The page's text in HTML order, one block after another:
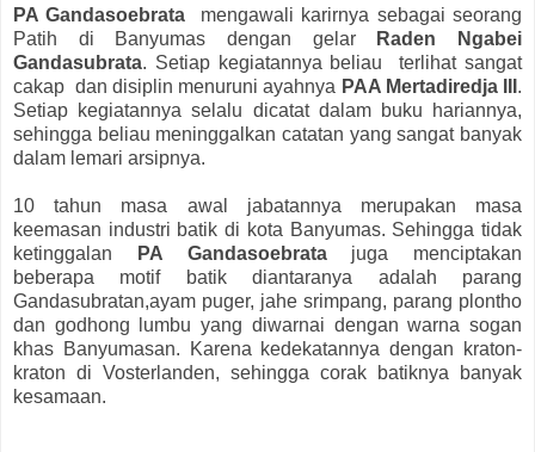
PA Gandasoebrata
mengawali karirnya sebagai seorang
Patih di Banyumas dengan gelar
Raden Ngabei
Gandasubrata. Setiap kegiatannya beliau terlihat sangat
cakap dan disiplin menuruni ayahnya PAA Mertadiredja III .
Setiap kegiatannya selalu dicatat dalam buku hariannya,
sehingga beliau meninggalkan catatan yang sangat banyak
dalam lemari arsipnya.
10 tahun masa awal jabatannya merupakan masa
keemasan industri batik di kota Banyumas. Sehingga tidak
ketinggalan
PA Gandasoebratajuga menciptakan
beberapa motif batik diantaranya adalah parang
Gandasubratan,ayam puger, jahe srimpang, parang plontho
dan godhong lumbu yang diwarnai dengan warna sogan
khas Banyumasan. Karena kedekatannya dengan kraton-
kraton di Vosterlanden, sehingga corak batiknya banyak
kesamaan.